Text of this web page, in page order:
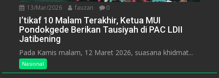
13/Mar/2026 fauzan 0
I’tikaf 10 Malam Terakhir, Ketua MUI
Pondokgede Berikan Tausiyah di PAC LDII
Jatibening
Pada Kamis malam, 12 Maret 2026, suasana khidmat...
Nasional